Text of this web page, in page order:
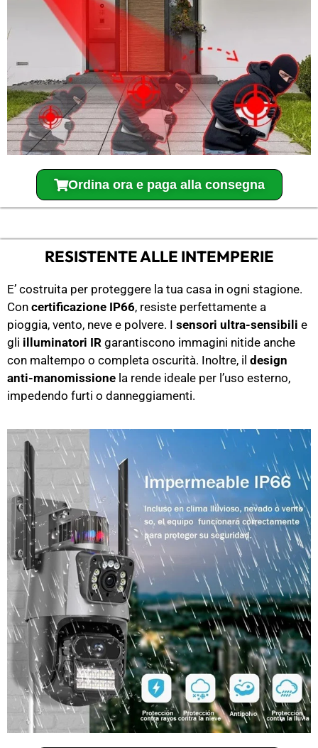
Ordina ora e paga alla consegna
RESISTENTE ALLE INTEMPERIE
E’ costruita per proteggere la tua casa in ogni stagione.
Con certificazione IP66, resiste perfettamente a
pioggia, vento, neve e polvere. I sensori ultra-sensibili e
gli illuminatori IR garantiscono immagini nitide anche
con maltempo o completa oscurità. Inoltre, il design
anti-manomissione la rende ideale per l’uso esterno,
impedendo furti o danneggiamenti.